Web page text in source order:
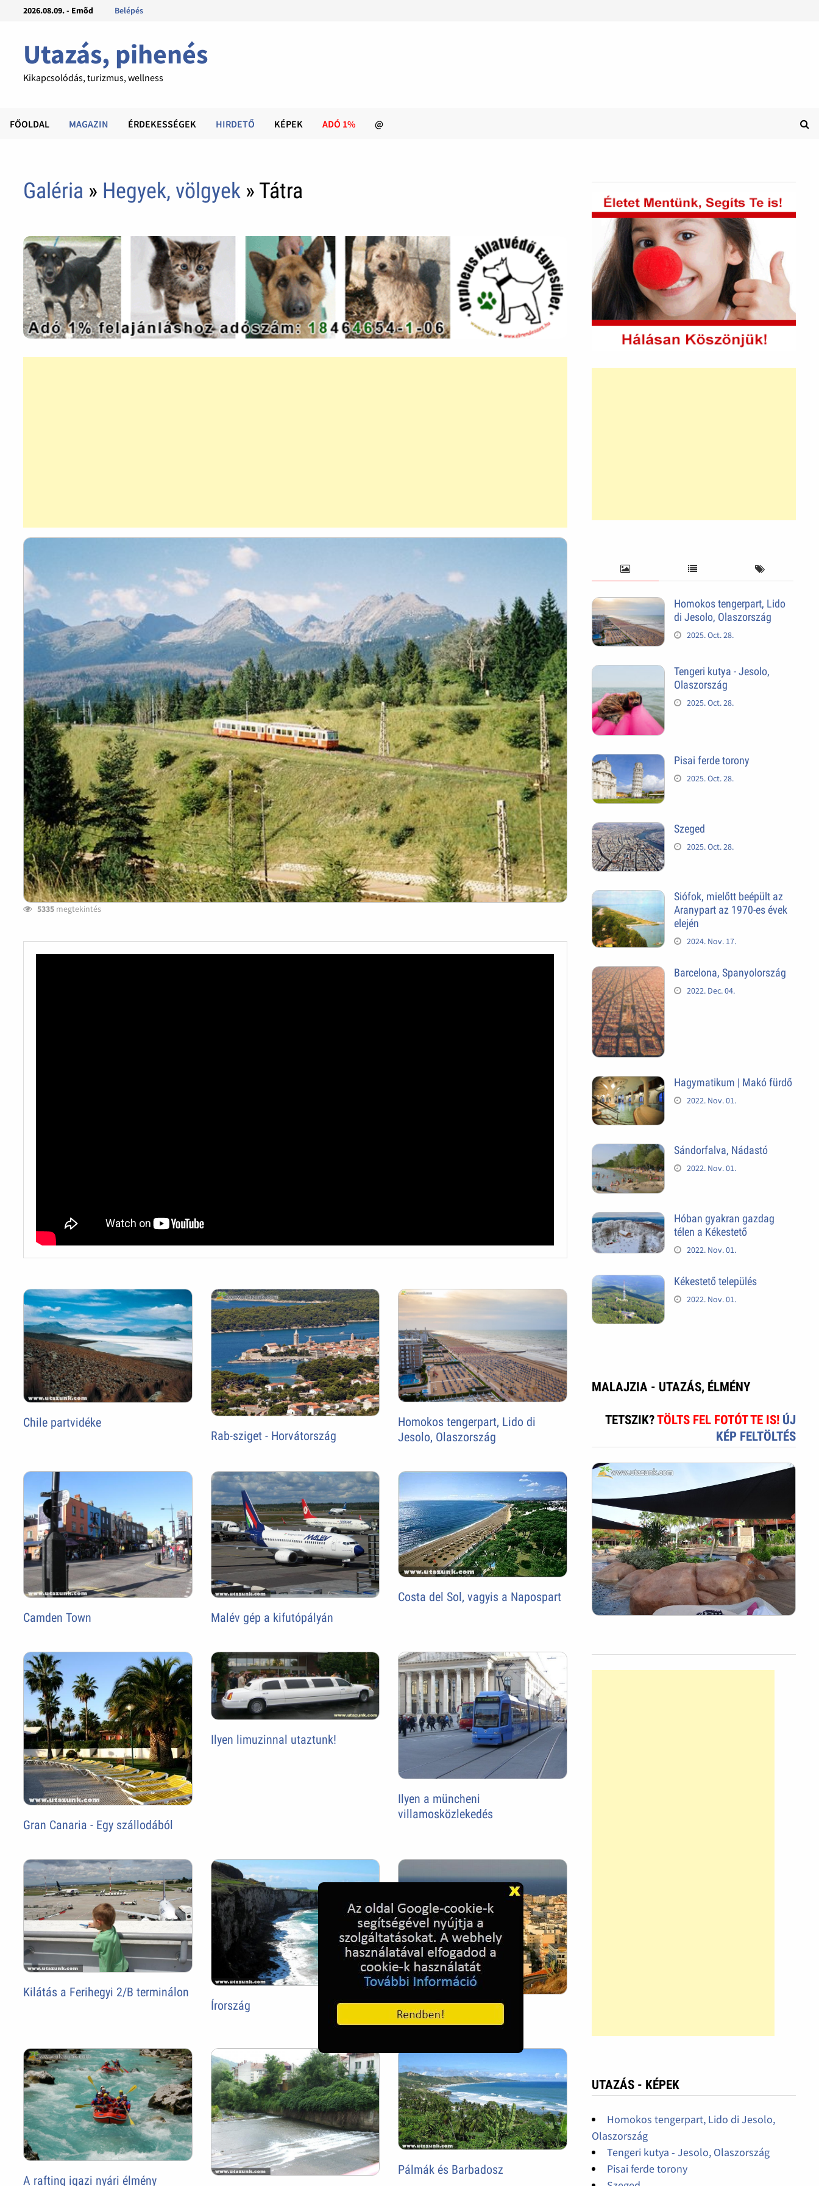
2026.08.09. - Emõd Belépés
Utazás, pihenés
Kikapcsolódás, turizmus, wellness
FŐOLDAL MAGAZIN ÉRDEKESSÉGEK HIRDETŐ KÉPEK ADÓ 1% @
Galéria » Hegyek, völgyek » Tátra
5335 megtekintés
Chile partvidéke
Rab-sziget - Horvátország
Homokos tengerpart, Lido di
Jesolo, Olaszország
Camden Town Malév gép a kifutópályán
Costa del Sol, vagyis a Napospart
Gran Canaria - Egy szállodából
Ilyen limuzinnal utaztunk!
Ilyen a müncheni
villamosközlekedés
Kilátás a Ferihegyi 2/B terminálon
Írország
Rodosz, Görögország
A rafting igazi nyári élmény
Pálmák és Barbadosz
Homokos tengerpart, Lido
di Jesolo, Olaszország
2025. Oct. 28.
Tengeri kutya - Jesolo,
Olaszország
2025. Oct. 28.
Pisai ferde torony
2025. Oct. 28.
Szeged
2025. Oct. 28.
Siófok, mielőtt beépült az
Aranypart az 1970-es évek
elején
2024. Nov. 17.
Barcelona, Spanyolország
2022. Dec. 04.
Hagymatikum | Makó fürdő
2022. Nov. 01.
Sándorfalva, Nádastó
2022. Nov. 01.
Hóban gyakran gazdag
télen a Kékestető
2022. Nov. 01.
Kékestető település
2022. Nov. 01.
MALAJZIA - UTAZÁS, ÉLMÉNY
TETSZIK?TÖLTS FEL FOTÓT TE IS! ÚJ
KÉP FELTÖLTÉS
UTAZÁS - KÉPEK
Homokos tengerpart, Lido di Jesolo,
Olaszország
Tengeri kutya - Jesolo, Olaszország
Pisai ferde torony